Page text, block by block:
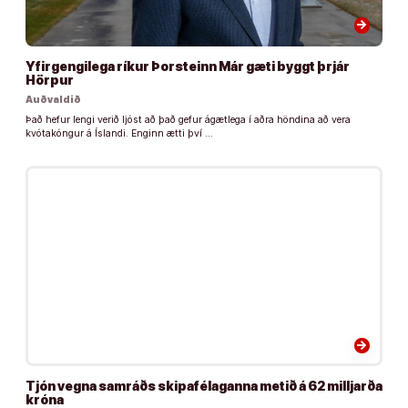
arrow_forward
Yfirgengilega ríkur Þorsteinn Már gæti byggt þrjár
Hörpur
Auðvaldið
Það hefur lengi verið ljóst að það gefur ágætlega í aðra höndina að vera
kvótakóngur á Íslandi. Enginn ætti því …
arrow_forward
Tjón vegna samráðs skipafélaganna metið á 62 milljarða
króna